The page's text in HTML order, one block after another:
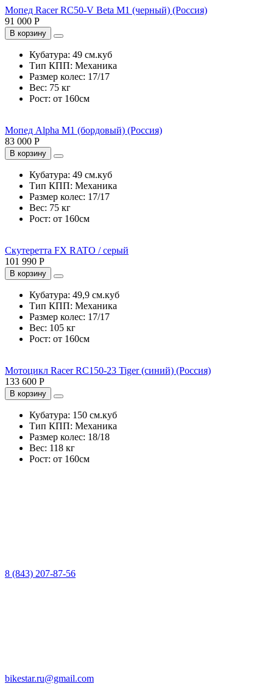
Мопед Racer RC50-V Beta M1 (черный) (Россия)
91 000 Р
В корзину
Кубатура: 49 см.куб
Тип КПП: Механика
Размер колес: 17/17
Вес: 75 кг
Рост: от 160см
Мопед Alpha M1 (бордовый) (Россия)
83 000 Р
В корзину
Кубатура: 49 см.куб
Тип КПП: Механика
Размер колес: 17/17
Вес: 75 кг
Рост: от 160см
Скутеретта FX RATO / серый
101 990 Р
В корзину
Кубатура: 49,9 см.куб
Тип КПП: Механика
Размер колес: 17/17
Вес: 105 кг
Рост: от 160см
Мотоцикл Racer RC150-23 Tiger (синий) (Россия)
133 600 Р
В корзину
Кубатура: 150 см.куб
Тип КПП: Механика
Размер колес: 18/18
Вес: 118 кг
Рост: от 160см
8 (843) 207-87-56
bikestar.ru@gmail.com